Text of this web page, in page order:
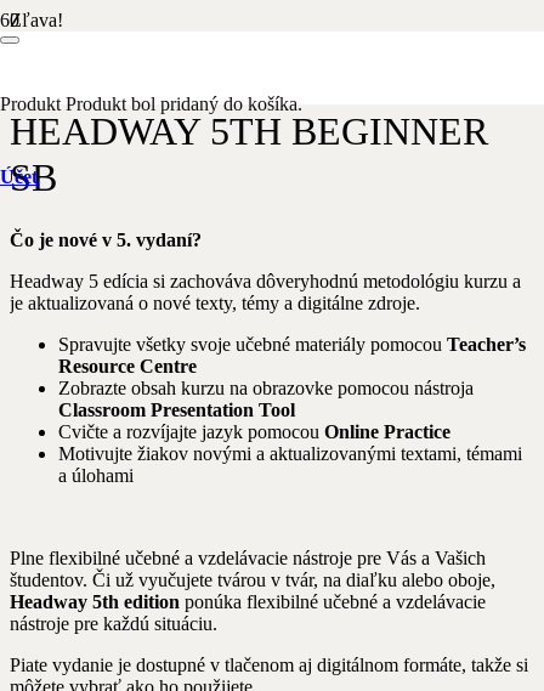
Produkt Produkt bol pridaný do košíka.
Účet
Zľava!
HEADWAY 5TH BEGINNER
SB
Čo je nové v 5. vydaní?
Headway 5 edícia si zachováva dôveryhodnú metodológiu kurzu a
je aktualizovaná o nové texty, témy a digitálne zdroje.
Spravujte všetky svoje učebné materiály pomocou Teacher’s
Resource Centre
Zobrazte obsah kurzu na obrazovke pomocou nástroja
Classroom Presentation Tool
Cvičte a rozvíjajte jazyk pomocou Online Practice
Motivujte žiakov novými a aktualizovanými textami, témami
a úlohami
Plne flexibilné učebné a vzdelávacie nástroje pre Vás a Vašich
študentov. Či už vyučujete tvárou v tvár, na diaľku alebo oboje,
Headway 5th edition ponúka flexibilné učebné a vzdelávacie
nástroje pre každú situáciu.
Piate vydanie je dostupné v tlačenom aj digitálnom formáte, takže si
môžete vybrať ako ho použijete.